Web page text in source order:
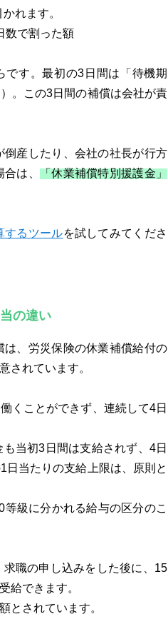
れます。
数で割った額
す。最初の3日間は「待機期
。この3日間の補償は会社が責
産したり、会社の社長が行方
は、
「休業補償特別援護金」
するツールを試してみてくださ
の違い
、労災保険の休業補償給付の
されています。
くことができず、連続して4日
当初3日間は支給されず、4日
日当たりの支給上限は、原則と
級に分かれる給与の区分のこ
職の申し込みをした後に、15
給できます。
とされています。